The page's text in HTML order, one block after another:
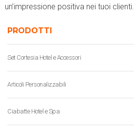
un’impressione positiva nei tuoi clienti.
PRODOTTI
Set Cortesia Hotel e Accessori
Articoli Personalizzabili
Ciabatte Hotel e Spa